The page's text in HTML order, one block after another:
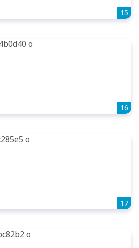
15
16
17